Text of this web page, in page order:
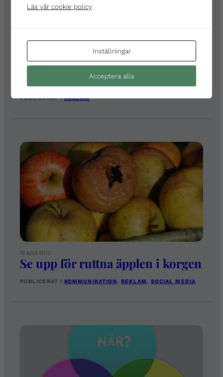
Hur man skapar en framgångsrik
reklamkampanj?
PUBLICERAT IREKLAM
16 april 2013
Se upp för ruttna äpplen i korgen
PUBLICERAT I KOMMUNIKATION , REKLAM , SOCIAL MEDIA
Läs vår cookie policy
Inställningar
Acceptera alla